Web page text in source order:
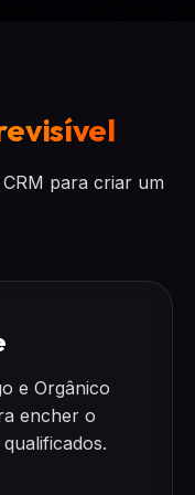
para criar um
e Orgânico
encher o